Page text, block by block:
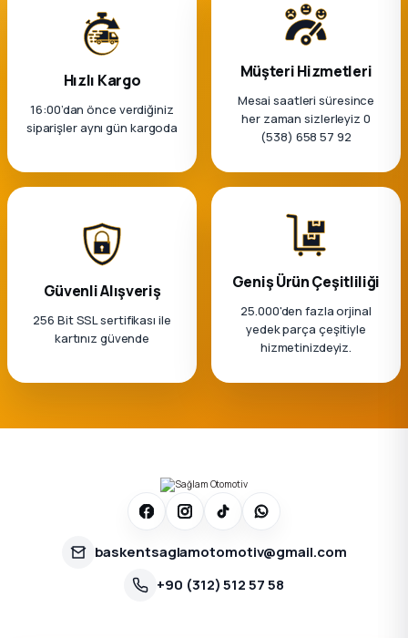
Hızlı Kargo
16:00’dan önce verdiğiniz
siparişler aynı gün kargoda
Müşteri Hizmetleri
Mesai saatleri süresince
her zaman sizlerleyiz 0
(538) 658 57 92
Güvenli Alışveriş
256 Bit SSL sertifikası ile
kartınız güvende
Geniş Ürün Çeşitliliği
25.000'den fazla orjinal
yedek parça çeşitiyle
hizmetinizdeyiz.
baskentsaglamotomotiv@gmail.com
+90 (312) 512 57 58